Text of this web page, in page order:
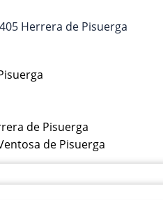
Herrera de Pisuerga
de Pisuerga
de Pisuerga